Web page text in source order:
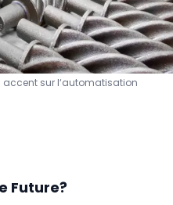
accent sur l‘automatisation
Future?